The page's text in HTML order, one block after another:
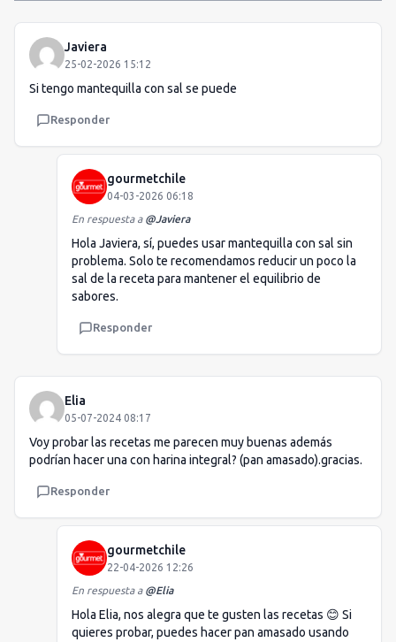
Javiera
25-02-2026 15:12
Si tengo mantequilla con sal se puede
Responder
gourmetchile
04-03-2026 06:18
En respuesta a @Javiera
Hola Javiera, sí, puedes usar mantequilla con sal sin
problema. Solo te recomendamos reducir un poco la
sal de la receta para mantener el equilibrio de
sabores.
Responder
Elia
05-07-2024 08:17
Voy probar las recetas me parecen muy buenas además
podrían hacer una con harina integral? (pan amasado).gracias.
Responder
gourmetchile
22-04-2026 12:26
En respuesta a @Elia
Hola Elia, nos alegra que te gusten las recetas 😊 Si
quieres probar, puedes hacer pan amasado usando